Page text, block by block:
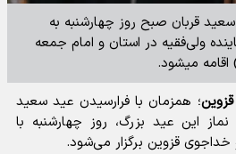
سعید قربان صبح روز چهارشنبه به
ولی‌فقیه در استان و امام جمعه
میشود.
؛ همزمان با فرارسیدن عید سعید
این عید بزرگ، روز چهارشنبه با
قزوین برگزار می‌شود.